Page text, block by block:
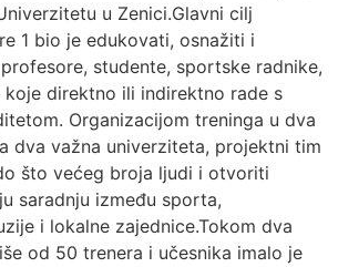
u Zenici.Glavni cilj
1 bio je edukovati, osnažiti i
studente, sportske radnike,
direktno ili indirektno rade s
Organizacijom treninga u dva
dva važna univerziteta, projektni tim
što većeg broja ljudi i otvoriti
saradnju između sporta,
i lokalne zajednice.Tokom dva
od 50 trenera i učesnika imalo je